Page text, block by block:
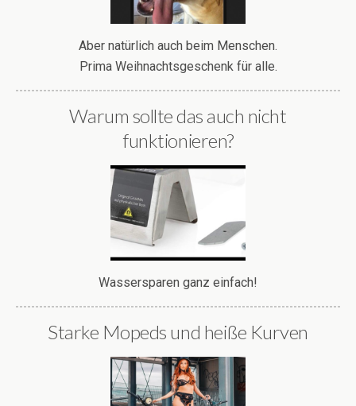
Aber natürlich auch beim Menschen.
Prima Weihnachtsgeschenk für alle.
Warum sollte das auch nicht
funktionieren?
Wassersparen ganz einfach!
Starke Mopeds und heiße Kurven